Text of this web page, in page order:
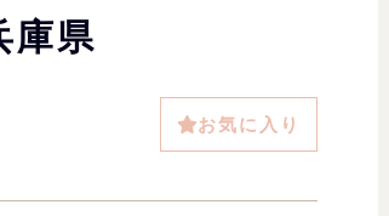
庫県
お気に入り